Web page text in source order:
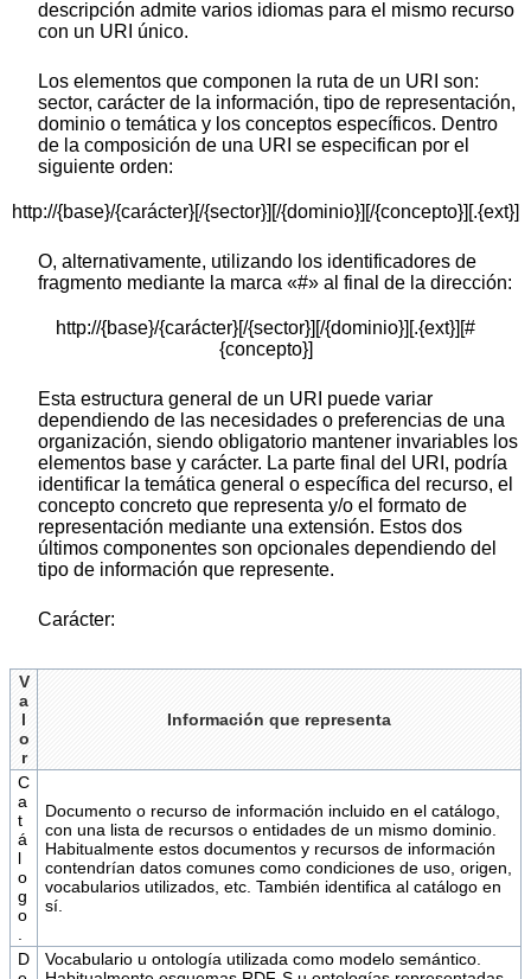
descripción admite varios idiomas para el mismo recurso
con un URI único.
Los elementos que componen la ruta de un URI son:
sector, carácter de la información, tipo de representación,
dominio o temática y los conceptos específicos. Dentro
de la composición de una URI se especifican por el
siguiente orden:
http://{base}/{carácter}[/{sector}][/{dominio}][/{concepto}][.{ext}]
O, alternativamente, utilizando los identificadores de
fragmento mediante la marca «#» al final de la dirección:
http://{base}/{carácter}[/{sector}][/{dominio}][.{ext}][#
{concepto}]
Esta estructura general de un URI puede variar
dependiendo de las necesidades o preferencias de una
organización, siendo obligatorio mantener invariables los
elementos base y carácter. La parte final del URI, podría
identificar la temática general o específica del recurso, el
concepto concreto que representa y/o el formato de
representación mediante una extensión. Estos dos
últimos componentes son opcionales dependiendo del
tipo de información que represente.
Carácter:
V
a
l
o
r
Información que representa
C
a
t
á
l
o
g
o
Documento o recurso de información incluido en el catálogo,
con una lista de recursos o entidades de un mismo dominio.
Habitualmente estos documentos y recursos de información
contendrían datos comunes como condiciones de uso, origen,
vocabularios utilizados, etc. También identifica al catálogo en
sí.
D
Vocabulario u ontología utilizada como modelo semántico.